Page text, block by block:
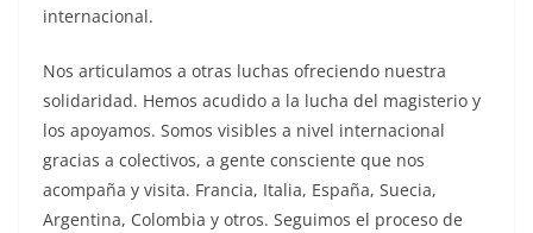
internacional.
Nos articulamos a otras luchas ofreciendo nuestra
solidaridad. Hemos acudido a la lucha del magisterio y
los apoyamos. Somos visibles a nivel internacional
gracias a colectivos, a gente consciente que nos
acompaña y visita. Francia, Italia, España, Suecia,
Argentina, Colombia y otros. Seguimos el proceso de